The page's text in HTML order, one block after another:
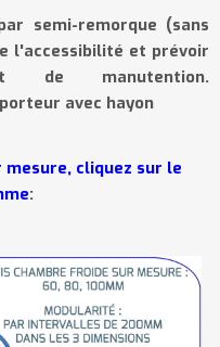
semi-remorque (sans
l'accessibilité et prévoir
de manutention.
avec hayon
cliquez sur le
: